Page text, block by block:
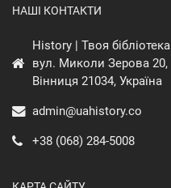
НАШІ КОНТАКТИ
History | Твоя бібліотека
вул. Миколи Зерова 20,
Вінниця 21034, Україна
admin@uahistory.co
+38 (068) 284-5008